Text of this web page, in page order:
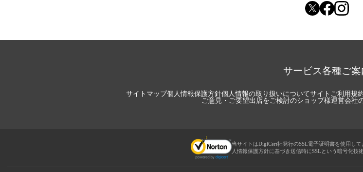
サービス各種ご案
サイトマップ個人情報保護方針個人情報の取り扱いについてサイトご利用規
ご意見・ご要望出店をご検討のショップ様運営会社
当サイトはDigiCert社発行のSSL電子証明書を使用し
人情報保護方針に基づき送信時にSSLという暗号化技